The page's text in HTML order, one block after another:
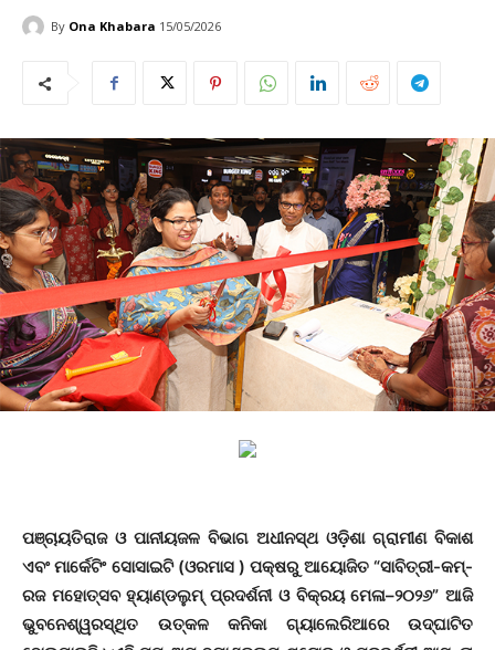
By Ona Khabara 15/05/2026
ପଞ୍ଚାୟତିରାଜ ଓ ପାନୀୟଜଳ ବିଭାଗ ଅଧୀନସ୍ଥ ଓଡ଼ିଶା ଗ୍ରାମୀଣ ବିକାଶ
ଏବଂ ମାର୍କେଟିଂ ସୋସାଇଟି (ଓରମାସ ) ପକ୍ଷରୁ ଆୟୋଜିତ “ସାବିତ୍ରୀ-କମ୍-
ରଜ ମହୋତ୍ସବ ହ୍ୟାଣ୍ଡଲୁମ୍ ପ୍ରଦର୍ଶନୀ ଓ ବିକ୍ରୟ ମେଳା–୨୦୨୬” ଆଜି
ଭୁବନେଶ୍ୱରସ୍ଥିତ ଉତ୍କଳ କନିକା ଗ୍ୟାଲେରିଆରେ ଉଦ୍ଘାଟିତ